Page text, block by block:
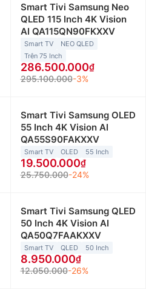
Smart Tivi Samsung Neo
QLED 115 Inch 4K Vision
AI QA115QN90FKXXV
Smart TV
NEO QLED
Trên 75 Inch
286.500.000
295.100.000-3%
Smart Tivi Samsung OLED
55 Inch 4K Vision AI
QA55S90FAKXXV
Smart TV OLED 55 Inch
19.500.000
25.750.000-24%
Smart Tivi Samsung QLED
50 Inch 4K Vision AI
QA50Q7FAAKXXV
Smart TV QLED 50 Inch
8.950.000
12.050.000-26%